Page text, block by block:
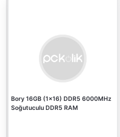
Bory 16GB (1x16) DDR5 6000MHz
Soğutuculu DDR5 RAM